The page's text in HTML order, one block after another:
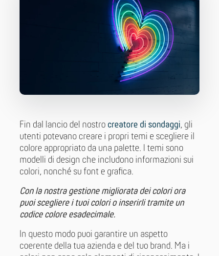
Fin dal lancio del nostro creatore di sondaggi, gli
utenti potevano creare i propri temi e scegliere il
colore appropriato da una palette. I temi sono
modelli di design che includono informazioni sui
colori, nonché su font e grafica.
Con la nostra gestione migliorata dei colori ora
puoi scegliere i tuoi colori o inserirli tramite un
codice colore esadecimale.
In questo modo puoi garantire un aspetto
coerente della tua azienda e del tuo brand. Ma i